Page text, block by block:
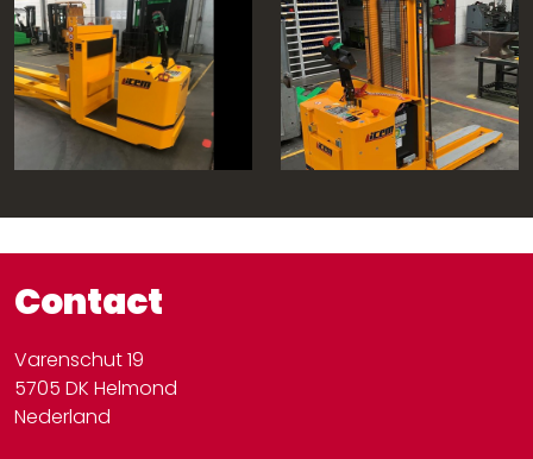
Contact
Varenschut 19
5705 DK Helmond
Nederland